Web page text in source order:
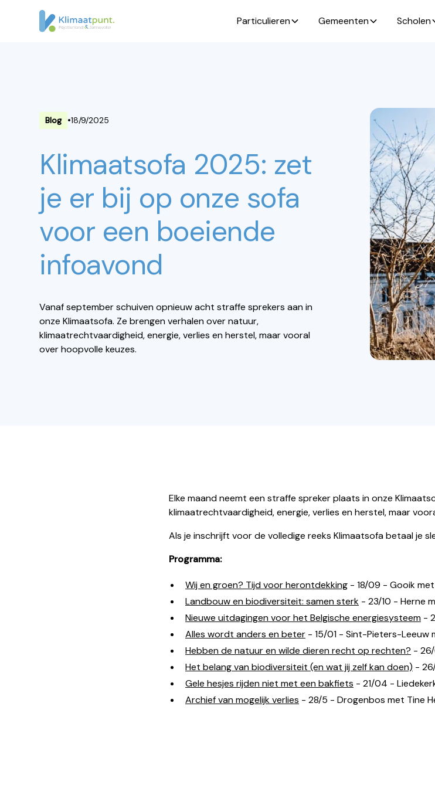
Particulieren Gemeenten Scholen
Blog •18/9/2025
Klimaatsofa 2025: zet
je er bij op onze sofa
voor een boeiende
infoavond
Vanaf september schuiven opnieuw acht straffe sprekers aan in
onze Klimaatsofa. Ze brengen verhalen over natuur,
klimaatrechtvaardigheid, energie, verlies en herstel, maar vooral
over hoopvolle keuzes.
Elke maand neemt een straffe spreker plaats in onze
klimaatrechtvaardigheid, energie, verlies en herstel, maar
Als je inschrijft voor de volledige reeks Klimaatsofa betaal je
Programma:
Wij en groen? Tijd voor herontdekking - 18/09 - Gooik
Landbouw en biodiversiteit: samen sterk - 23/10 - Herne
Nieuwe uitdagingen voor het Belgische energiesysteem -
Alles wordt anders en beter - 15/01 - Sint-Pieters-Leeuw
Hebben de natuur en wilde dieren recht op rechten? -
Het belang van biodiversiteit (en wat jij zelf kan doen) -
Gele hesjes rijden niet met een bakfiets - 21/04 -
Archief van mogelijk verlies - 28/5 - Drogenbos met Tine